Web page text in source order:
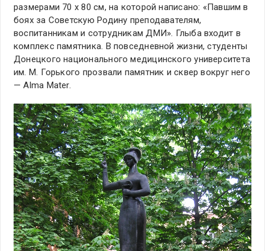
размерами 70 х 80 см, на которой написано: «Павшим в
боях за Советскую Родину преподавателям,
воспитанникам и сотрудникам ДМИ». Глыба входит в
комплекс памятника. В повседневной жизни, студенты
Донецкого национального медицинского университета
им. М. Горького прозвали памятник и сквер вокруг него
— Alma Mater.